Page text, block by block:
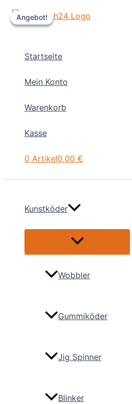
Zum
Inhalt
Startseite
Mein Konto
Warenkorb
Kasse
0 Artikel0,00 €
Kunstköder
Menü
Wobbler
Gummiköder
Jig Spinner
Blinker
Angebot!
Angebot!
Angebot!